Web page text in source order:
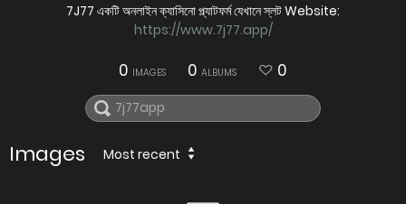
7J77 একটি অনলাইন ক্যাসিনো প্ল্যাটফর্ম যেখানে স্লট Website:
https://www.7j77.app/
0 IMAGES 0 ALBUMS 0
Images Most recent